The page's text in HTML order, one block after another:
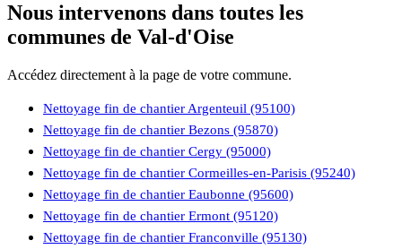
Nous intervenons dans toutes les
communes de Val-d'Oise
Accédez directement à la page de votre commune.
Nettoyage fin de chantier Argenteuil (95100)
Nettoyage fin de chantier Bezons (95870)
Nettoyage fin de chantier Cergy (95000)
Nettoyage fin de chantier Cormeilles-en-Parisis (95240)
Nettoyage fin de chantier Eaubonne (95600)
Nettoyage fin de chantier Ermont (95120)
Nettoyage fin de chantier Franconville (95130)